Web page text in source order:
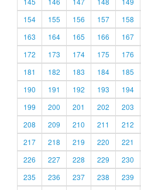
154
155 156 157 158
163
164 165 166 167
172
173 174 175 176
181
182 183 184 185
190
191 192 193 194
199
200 201 202 203
208
209 210 211 212
217
218 219 220 221
226
227 228 229 230
235
236 237 238 239